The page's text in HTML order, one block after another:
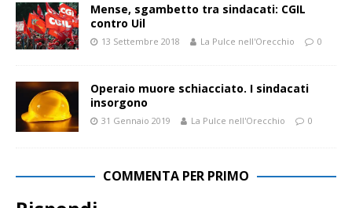
Mense, sgambetto tra sindacati: CGIL
contro Uil
13 Settembre 2018 La Pulce nell'Orecchio 0
Operaio muore schiacciato. I sindacati
insorgono
31 Gennaio 2019 La Pulce nell'Orecchio 0
COMMENTA PER PRIMO